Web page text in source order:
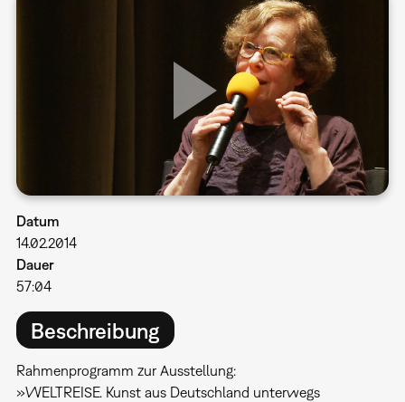
Datum
14.02.2014
Dauer
57:04
Beschreibung
Rahmenprogramm zur Ausstellung:
»WELTREISE. Kunst aus Deutschland unterwegs